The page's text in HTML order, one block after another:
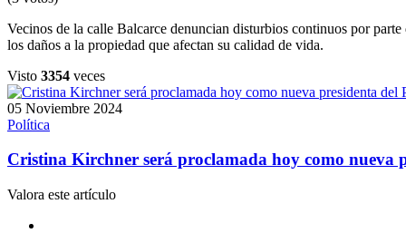
Vecinos de la calle Balcarce denuncian disturbios continuos por
los daños a la propiedad que afectan su calidad de vida.
Visto 3354 veces
05 Noviembre 2024
Política
Cristina Kirchner será proclamada hoy como nueva
Valora este artículo